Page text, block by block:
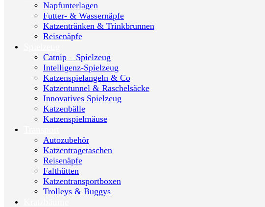
Napfunterlagen
Futter- & Wassernäpfe
Katzentränken & Trinkbrunnen
Reisenäpfe
Catnip – Spielzeug
Intelligenz-Spielzeug
Katzenspielangeln & Co
Katzentunnel & Raschelsäcke
Innovatives Spielzeug
Katzenbälle
Katzenspielmäuse
Autozubehör
Katzentragetaschen
Reisenäpfe
Falthütten
Katzentransportboxen
Trolleys & Buggys